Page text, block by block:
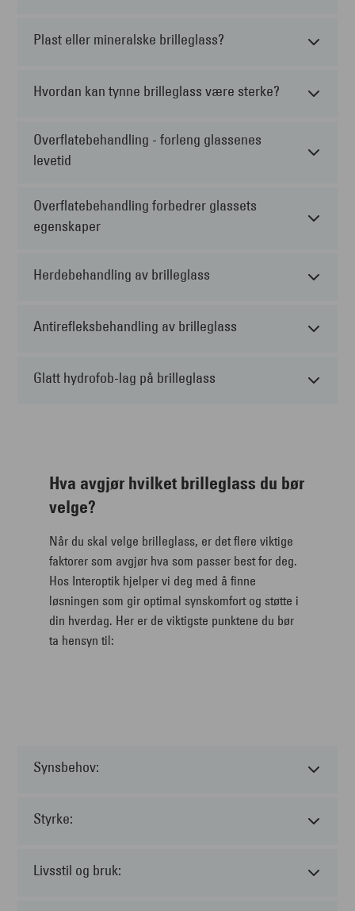
Plast eller mineralske brilleglass?
Hvordan kan tynne brilleglass være sterke?
Overflatebehandling - forleng glassenes
levetid
Overflatebehandling forbedrer glassets
egenskaper
Herdebehandling av brilleglass
Antirefleksbehandling av brilleglass
Glatt hydrofob-lag på brilleglass
Hva avgjør hvilket brilleglass du bør
velge?
Når du skal velge brilleglass, er det flere viktige
faktorer som avgjør hva som passer best for deg.
Hos Interoptik hjelper vi deg med å finne
løsningen som gir optimal synskomfort og støtte i
din hverdag. Her er de viktigste punktene du bør
ta hensyn til:
Synsbehov:
Styrke:
Livsstil og bruk: